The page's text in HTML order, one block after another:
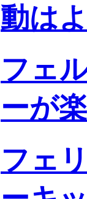
動は
フェ
ーが
フェ